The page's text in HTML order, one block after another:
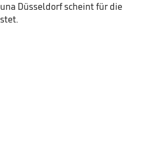
Düsseldorf scheint für die